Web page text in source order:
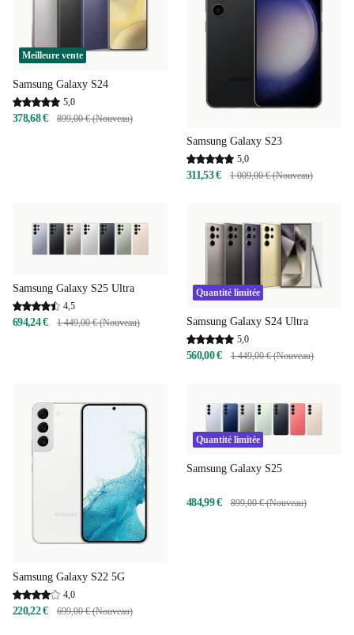
Meilleure vente
Samsung Galaxy S24
5,0
378,68 € 899,00 € (Nouveau)
Samsung Galaxy S23
5,0
311,53 € 1 009,00 € (Nouveau)
Samsung Galaxy S25 Ultra
4,5
694,24 € 1 449,00 € (Nouveau)
Quantité limitée
Samsung Galaxy S24 Ultra
5,0
560,00 € 1 449,00 € (Nouveau)
Samsung Galaxy S22 5G
4,0
220,22 € 699,00 € (Nouveau)
Quantité limitée
Samsung Galaxy S25
484,99 € 899,00 € (Nouveau)